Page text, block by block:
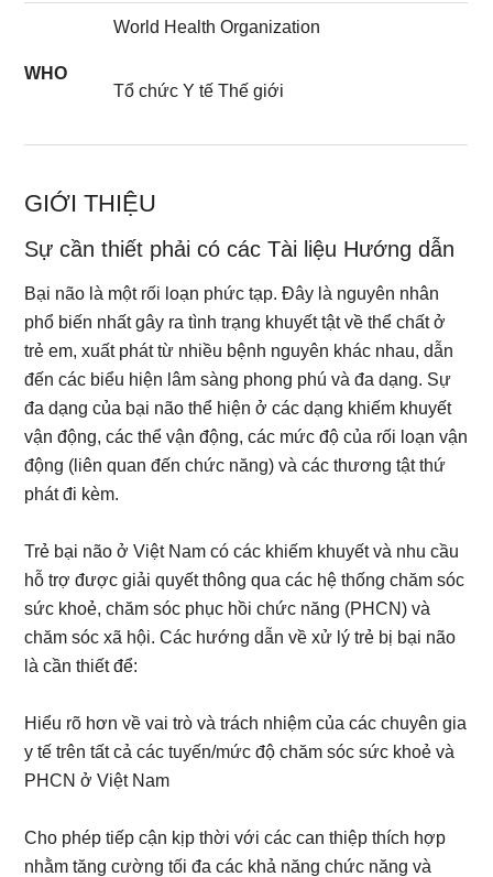
WHO
World Health Organization
Tổ chức Y tế Thế giới
GIỚI THIỆU
Sự cần thiết phải có các Tài liệu Hướng dẫn
Bại não là một rối loạn phức tạp. Đây là nguyên nhân
phổ biến nhất gây ra tình trạng khuyết tật về thể chất ở
trẻ em, xuất phát từ nhiều bệnh nguyên khác nhau, dẫn
đến các biểu hiện lâm sàng phong phú và đa dạng. Sự
đa dạng của bại não thể hiện ở các dạng khiếm khuyết
vận động, các thể vận động, các mức độ của rối loạn vận
động (liên quan đến chức năng) và các thương tật thứ
phát đi kèm.
Trẻ bại não ở Việt Nam có các khiếm khuyết và nhu cầu
hỗ trợ được giải quyết thông qua các hệ thống chăm sóc
sức khoẻ, chăm sóc phục hồi chức năng (PHCN) và
chăm sóc xã hội. Các hướng dẫn về xử lý trẻ bị bại não
là cần thiết để:
Hiểu rõ hơn về vai trò và trách nhiệm của các chuyên gia
y tế trên tất cả các tuyến/mức độ chăm sóc sức khoẻ và
PHCN ở Việt Nam
Cho phép tiếp cận kịp thời với các can thiệp thích hợp
nhằm tăng cường tối đa các khả năng chức năng và